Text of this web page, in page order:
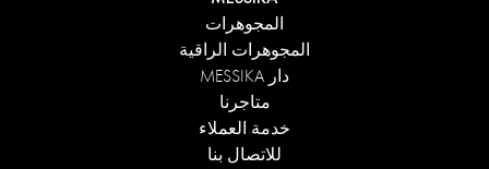
المجوهرات
المجوهرات الراقية
دار MESSIKA
متاجرنا
خدمة العملاء
للاتصال بنا